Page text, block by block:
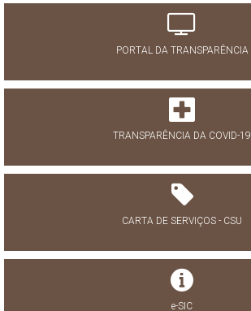
PORTAL DA TRANSPARÊNCIA
TRANSPARÊNCIA DA COVID-19
CARTA DE SERVIÇOS - CSU
e-SIC